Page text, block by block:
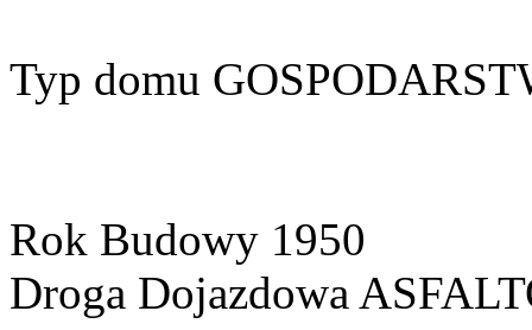
Typ domu
Rok Budowy 1950
Droga Dojazdowa